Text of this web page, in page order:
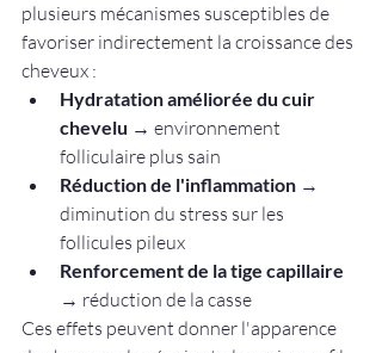
plusieurs mécanismes susceptibles de
favoriser indirectement la croissance des
cheveux :
Hydratation améliorée du cuir
chevelu → environnement
folliculaire plus sain
Réduction de l'inflammation →
diminution du stress sur les
follicules pileux
Renforcement de la tige capillaire
→ réduction de la casse
Ces effets peuvent donner l'apparence